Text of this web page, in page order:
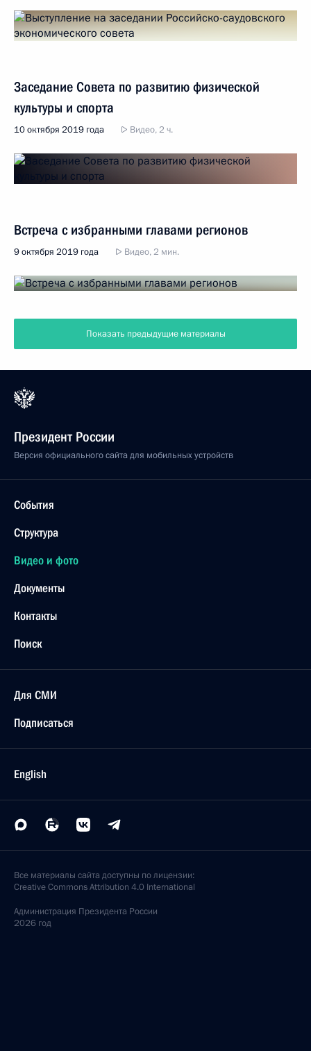
Заседание Совета по развитию физической
культуры и спорта
10 октября 2019 года Видео, 2 ч.
Встреча с избранными главами регионов
9 октября 2019 года Видео, 2 мин.
Показать предыдущие материалы
Президент России
Версия официального сайта для мобильных устройств
События
Структура
Видео и фото
Документы
Контакты
Поиск
Для СМИ
Подписаться
English
Все материалы сайта доступны по лицензии:
Creative Commons Attribution 4.0 International
Администрация Президента России
2026 год